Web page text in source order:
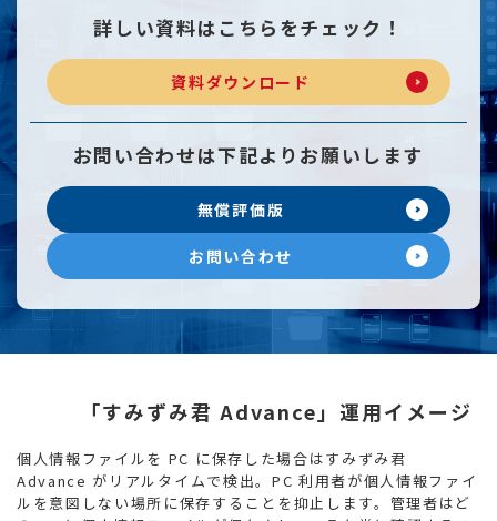
詳しい資料は こちらをチェック！
資料ダウンロード
お問い合わせは下記よりお願いします
無償評価版
お問い合わせ
「すみずみ君 Advance」運用イメージ
個人情報ファイルを PC に保存した場合はすみずみ君
Advance がリアルタイムで検出。 PC 利用者が個人情報ファイ
ルを意図しない場所に保存することを抑止します。 管理者はど